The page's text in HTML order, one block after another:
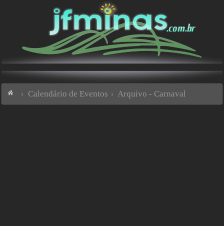
Calendário de Eventos Arquivo - Carnaval